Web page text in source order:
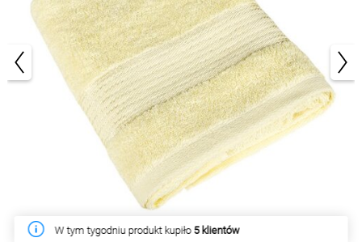
1/2
W tym tygodniu produkt kupiło 5 klientów